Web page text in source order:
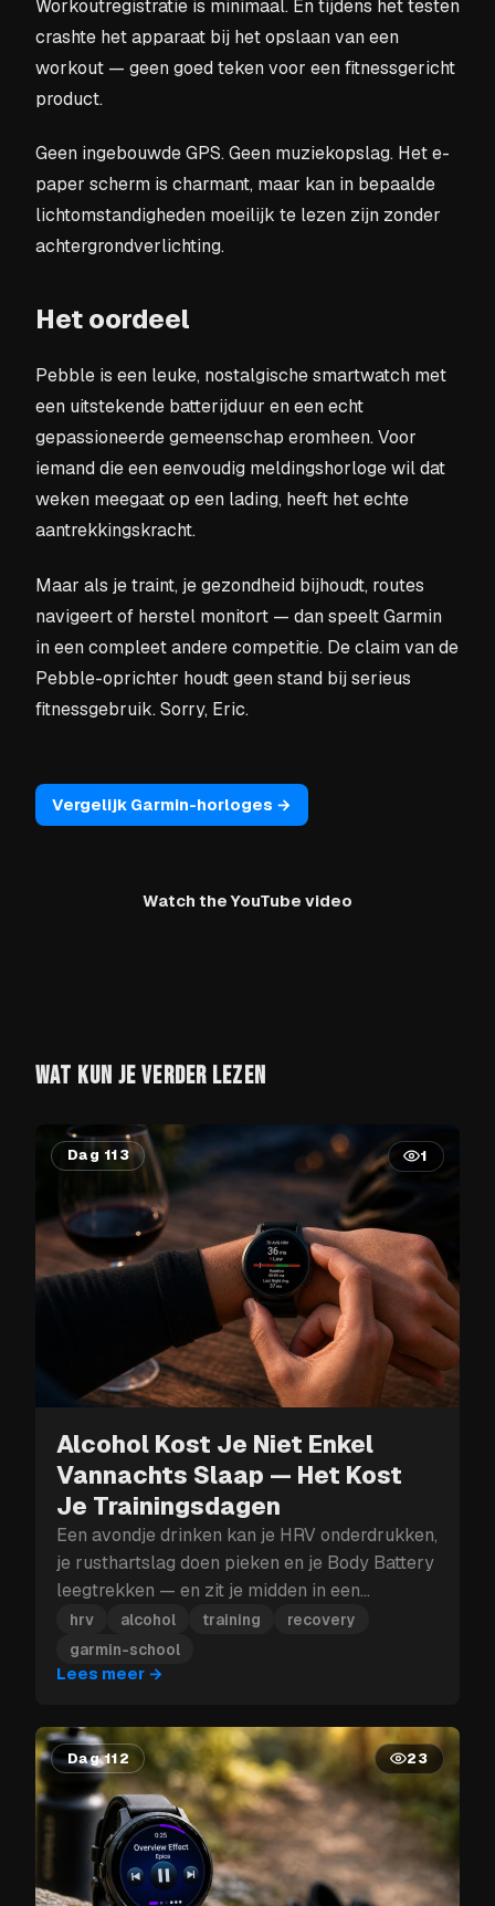
Workoutregistratie is minimaal. En tijdens het testen
crashte het apparaat bij het opslaan van een
workout — geen goed teken voor een fitnessgericht
product.
Geen ingebouwde GPS. Geen muziekopslag. Het e-
paper scherm is charmant, maar kan in bepaalde
lichtomstandigheden moeilijk te lezen zijn zonder
achtergrondverlichting.
Het oordeel
Pebble is een leuke, nostalgische smartwatch met
een uitstekende batterijduur en een echt
gepassioneerde gemeenschap eromheen. Voor
iemand die een eenvoudig meldingshorloge wil dat
weken meegaat op een lading, heeft het echte
aantrekkingskracht.
Maar als je traint, je gezondheid bijhoudt, routes
navigeert of herstel monitort — dan speelt Garmin
in een compleet andere competitie. De claim van de
Pebble-oprichter houdt geen stand bij serieus
fitnessgebruik. Sorry, Eric.
Vergelijk Garmin-horloges →
Watch the YouTube video
WAT KUN JE VERDER LEZEN
Dag 113 1
Alcohol Kost Je Niet Enkel
Vannachts Slaap — Het Kost
Je Trainingsdagen
Een avondje drinken kan je HRV onderdrukken,
je rusthartslag doen pieken en je Body Battery
leegtrekken — en zit je midden in een
trainingsblok, dan kan die herstelklap je meer
kosten dan enkel morgen.
hrv alcohol training
recovery
garmin-school
Lees meer →
Dag 112 23